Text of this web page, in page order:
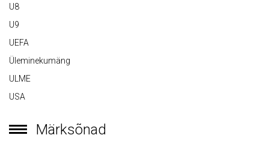
U8
U9
UEFA
Üleminekumäng
ULME
USA
Märksõnad